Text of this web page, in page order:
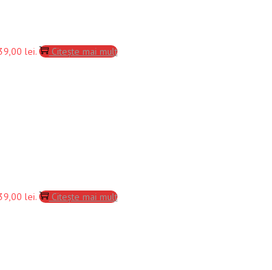
lei.
Citește mai mult
lei.
Citește mai mult